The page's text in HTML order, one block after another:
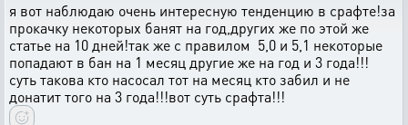
я вот наблюдаю очень интересную тенденцию в срафте!за
прокачку некоторых банят на год,других же по этой же
статье на 10 дней!так же с правилом 5,0 и 5,1 некоторые
попадают в бан на 1 месяц другие же на год и 3 года!!!
суть такова кто насосал тот на месяц кто забил и не
донатит того на 3 года!!!вот суть срафта!!!